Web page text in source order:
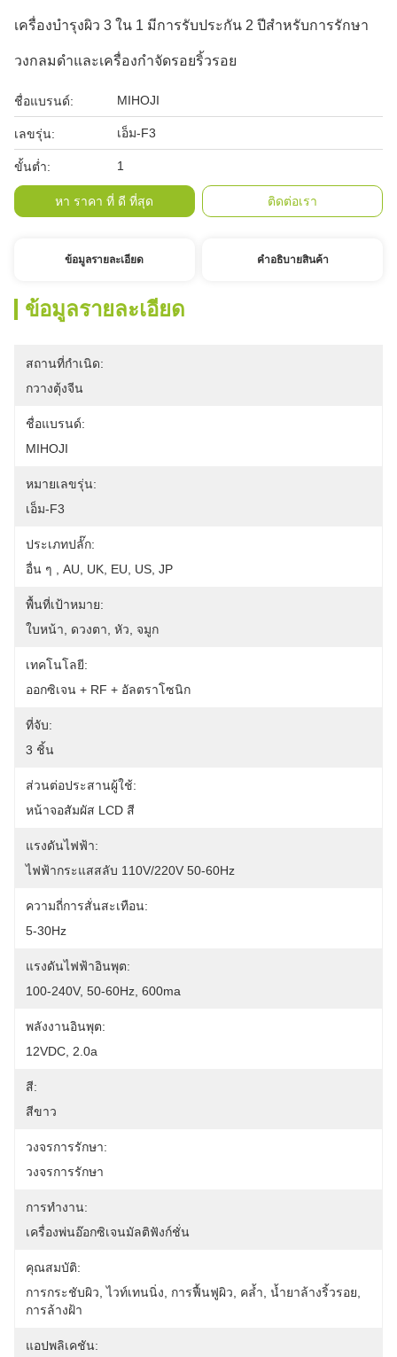
เครื่องบํารุงผิว 3 ใน 1 มีการรับประกัน 2 ปีสําหรับการรักษา
วงกลมดําและเครื่องกําจัดรอยริ้วรอย
ชื่อแบรนด์: MIHOJI
เลขรุ่น: เอ็ม-F3
ขั้นต่ำ: 1
หา ราคา ที่ ดี ที่สุด ติดต่อเรา
ข้อมูลรายละเอียด คําอธิบายสินค้า
ข้อมูลรายละเอียด
สถานที่กำเนิด:
กวางตุ้งจีน
ชื่อแบรนด์:
MIHOJI
หมายเลขรุ่น:
เอ็ม-F3
ประเภทปลั๊ก:
อื่น ๆ , AU, UK, EU, US, JP
พื้นที่เป้าหมาย:
ใบหน้า, ดวงตา, ​​หัว, จมูก
เทคโนโลยี:
ออกซิเจน + RF + อัลตราโซนิก
ที่จับ:
3 ชิ้น
ส่วนต่อประสานผู้ใช้:
หน้าจอสัมผัส LCD สี
แรงดันไฟฟ้า:
ไฟฟ้ากระแสสลับ 110V/220V 50-60Hz
ความถี่การสั่นสะเทือน:
5-30Hz
แรงดันไฟฟ้าอินพุต:
100-240V, 50-60Hz, 600ma
พลังงานอินพุต:
12VDC, 2.0a
สี:
สีขาว
วงจรการรักษา:
วงจรการรักษา
การทำงาน:
เครื่องพ่นอ๊อกซิเจนมัลติฟังก์ชั่น
คุณสมบัติ:
การกระชับผิว, ไวท์เทนนิ่ง, การฟื้นฟูผิว, คล้ำ, น้ำยาล้างริ้วรอย,
การล้างฝ้า
แอปพลิเคชัน: